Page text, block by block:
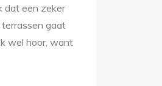
dat een zeker
terrassen gaat
wel hoor, want